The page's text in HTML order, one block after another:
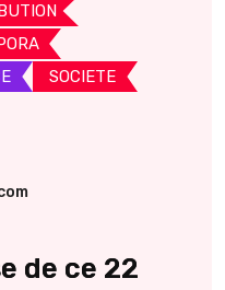
SOCIETE
de ce 22